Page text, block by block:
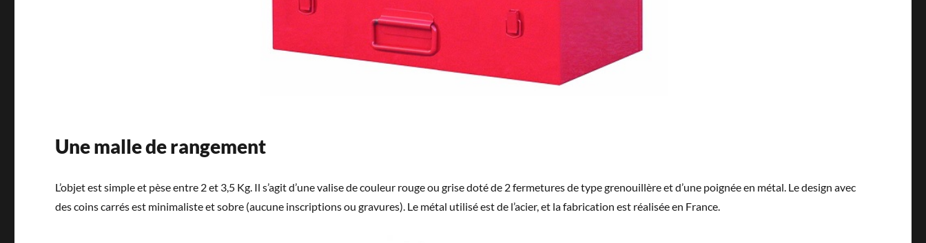
Une malle de rangement
L’objet est simple et pèse entre 2 et 3,5 Kg. Il s’agit d’une valise de couleur rouge ou grise doté de 2 fermetures de type grenouillère et d’une poignée en métal. Le design avec
des coins carrés est minimaliste et sobre (aucune inscriptions ou gravures). Le métal utilisé est de l’acier, et la fabrication est réalisée en France.